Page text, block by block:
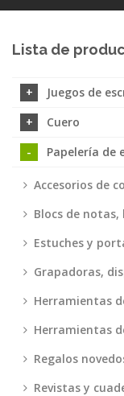
Lista de
Juegos de
Cuero
Papelería de
Accesorios de
Blocs de
Estuches y
Grapadoras,
Herramientas
Herramientas
Regalos
Revistas y